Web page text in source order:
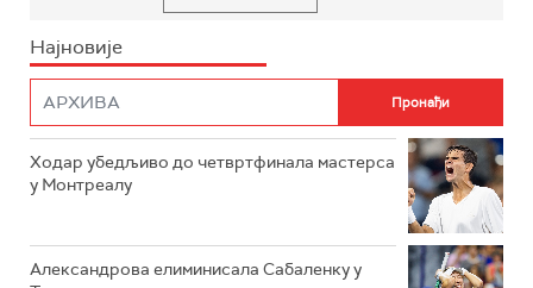
Најновије
Ходар убедљиво до четвртфинала мастерса
у Монтреалу
Александрова елиминисала Сабаленку у